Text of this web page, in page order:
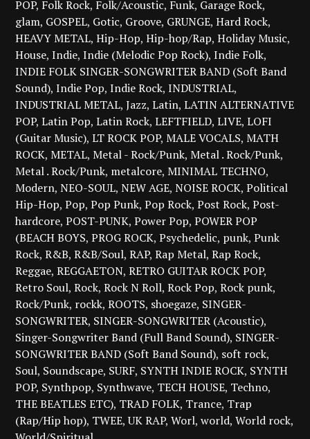
POP Folk Rock Folk/Acoustic Funk Garage Rock
glam GOSPEL Gotic Groove GRUNGE Hard Rock
HEAVY METAL Hip-Hop Hip-hop/Rap Holiday Music
House Indie Indie (Melodic Pop Rock) Indie Folk
INDIE FOLK SINGER-SONGWRITER BAND (Soft Band
Sound) Indie Pop Indie Rock INDUSTRIAL
INDUSTRIAL METAL Jazz Latin LATIN ALTERNATIVE
POP Latin Pop Latin Rock LEFTFIELD LIVE LOFI
(Guitar Music) LT ROCK POP MALE VOCALS MATH
ROCK METAL Metal - Rock/Punk Metal . Rock/Punk
Metal . Rock/Punk metalcore MINIMAL TECHNO
Modern NEO-SOUL NEW AGE NOISE ROCK Political
Hip-Hop Pop Pop Punk Pop Rock Post Rock Post-
hardcore POST-PUNK Power Pop POWER POP
(BEACH BOYS PROG ROCK Psychedelic punk Punk
Rock R&B R&B/Soul RAP Rap Metal Rap Rock
Reggae REGGAETON RETRO GUITAR ROCK POP
Retro Soul Rock Rock N Roll Rock Pop Rock punk
Rock/Punk rockk ROOTS shoegaze SINGER-
SONGWRITER SINGER-SONGWRITER (Acoustic)
Singer-Songwriter Band (Full Band Sound) SINGER-
SONGWRITER BAND (Soft Band Sound) soft rock
Soul Soundscape SURF SYNTH INDIE ROCK SYNTH
POP Synthpop Synthwave TECH HOUSE Techno
THE BEATLES ETC) TRAD FOLK Trance Trap
(Rap/Hip hop) TWEE UK RAP Worl world World rock